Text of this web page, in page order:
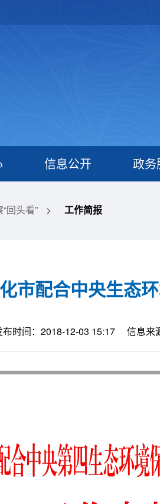
信息公开 政务
回头看” > 工作简报
市配合中央生态
布时间：2018-12-03 15:17 信息来